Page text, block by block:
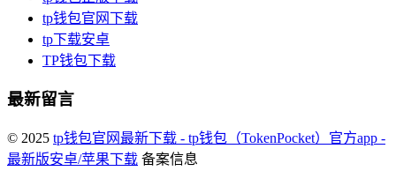
tp钱包官网下载
tp下载安卓
TP钱包下载
最新留言
© 2025 tp钱包官网最新下载 - tp钱包（TokenPocket）官方app -
最新版安卓/苹果下载 备案信息